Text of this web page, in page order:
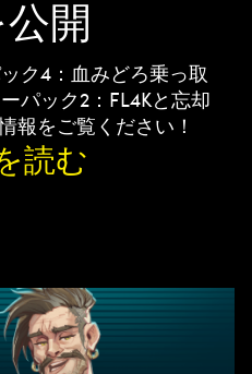
開
ク4：血みどろ乗っ取
パック2：FL4Kと忘却
報をご覧ください！
読む